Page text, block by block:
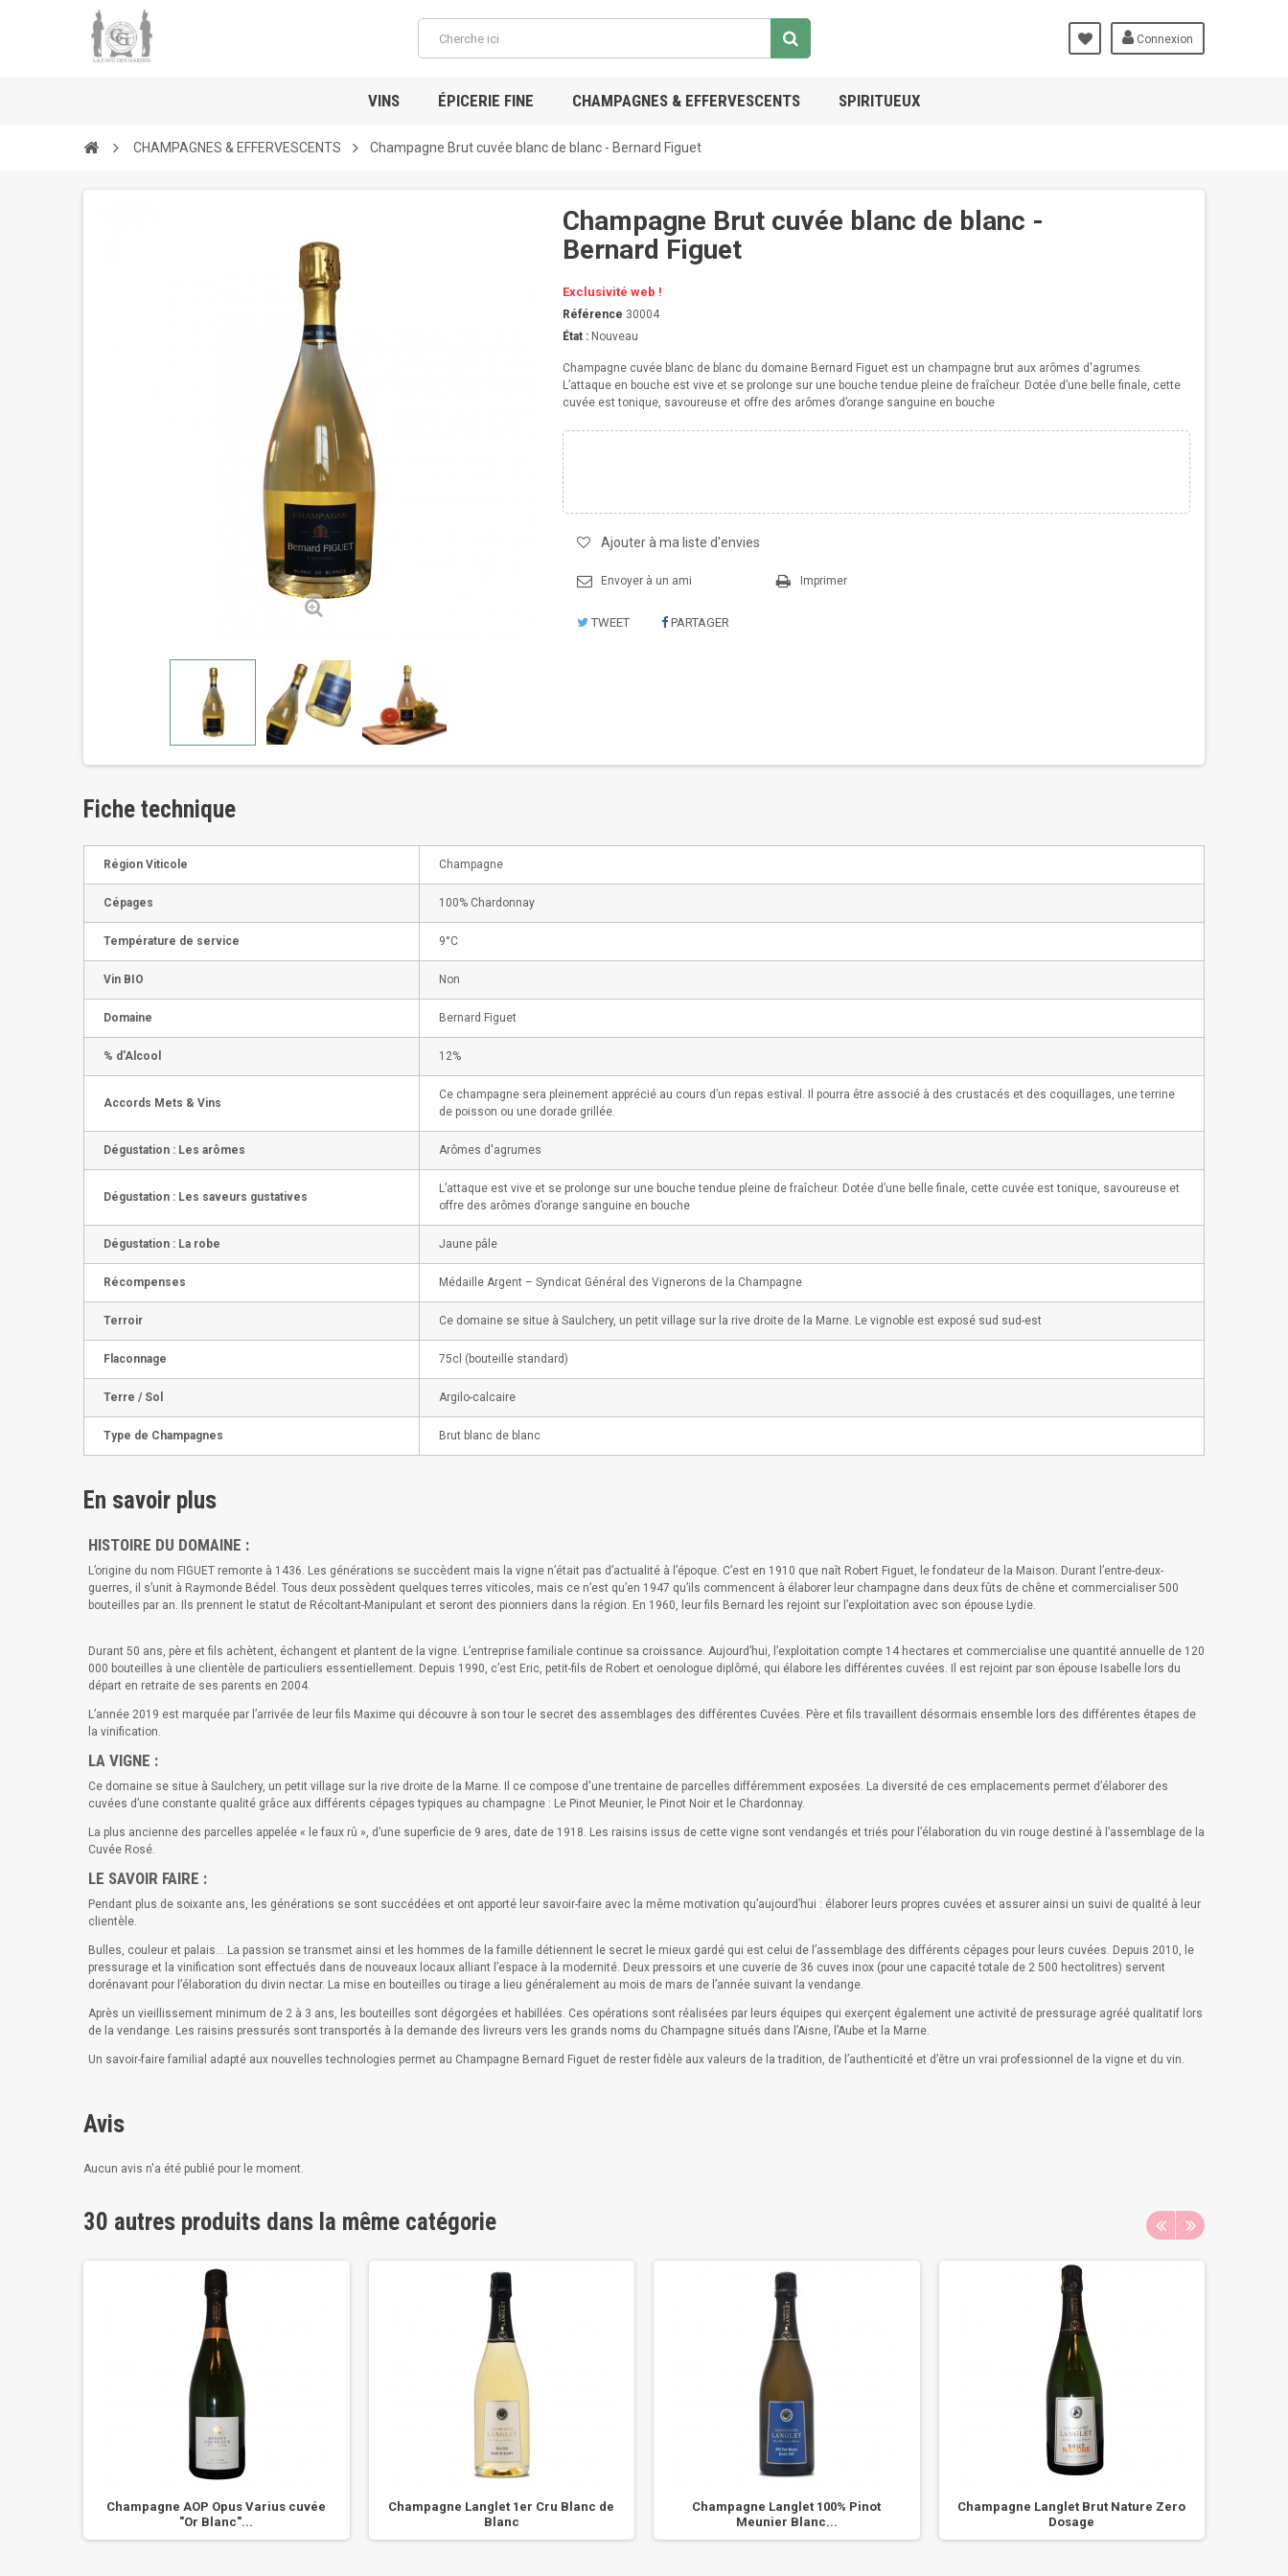
Connexion
VINS ÉPICERIE FINE CHAMPAGNES & EFFERVESCENTS SPIRITUEUX
CHAMPAGNES & EFFERVESCENTS Champagne Brut cuvée blanc de blanc - Bernard Figuet
Champagne Brut cuvée blanc de blanc -
Bernard Figuet
Exclusivité web !
Référence 30004
État : Nouveau
Champagne cuvée blanc de blanc du domaine Bernard Figuet est un champagne brut aux arômes d'agrumes.
L’attaque en bouche est vive et se prolonge sur une bouche tendue pleine de fraîcheur. Dotée d’une belle finale, cette
cuvée est tonique, savoureuse et offre des arômes d’orange sanguine en bouche
Ajouter à ma liste d'envies
Envoyer à un ami Imprimer
TWEET PARTAGER
Fiche technique
Région Viticole Champagne
Cépages 100% Chardonnay
Température de service 9°C
Vin BIO Non
Domaine Bernard Figuet
% d'Alcool 12%
Accords Mets & Vins
Ce champagne sera pleinement apprécié au cours d’un repas estival. Il pourra être associé à des crustacés et des coquillages, une terrine
de poisson ou une dorade grillée.
Dégustation : Les arômes Arômes d'agrumes
Dégustation : Les saveurs gustatives
L’attaque est vive et se prolonge sur une bouche tendue pleine de fraîcheur. Dotée d’une belle finale, cette cuvée est tonique, savoureuse et
offre des arômes d’orange sanguine en bouche
Dégustation : La robe Jaune pâle
Récompenses Médaille Argent – Syndicat Général des Vignerons de la Champagne
Terroir Ce domaine se situe à Saulchery, un petit village sur la rive droite de la Marne. Le vignoble est exposé sud sud-est
Flaconnage 75cl (bouteille standard)
Terre / Sol Argilo-calcaire
Type de Champagnes Brut blanc de blanc
En savoir plus
HISTOIRE DU DOMAINE :
L’origine du nom FIGUET remonte à 1436. Les générations se succèdent mais la vigne n’était pas d’actualité à l’époque. C’est en 1910 que naît Robert Figuet, le fondateur de la Maison. Durant l’entre-deux-
guerres, il s’unit à Raymonde Bédel. Tous deux possèdent quelques terres viticoles, mais ce n’est qu’en 1947 qu’ils commencent à élaborer leur champagne dans deux fûts de chêne et commercialiser 500
bouteilles par an. Ils prennent le statut de Récoltant-Manipulant et seront des pionniers dans la région. En 1960, leur fils Bernard les rejoint sur l’exploitation avec son épouse Lydie.
Durant 50 ans, père et fils achètent, échangent et plantent de la vigne. L’entreprise familiale continue sa croissance. Aujourd’hui, l’exploitation compte 14 hectares et commercialise une quantité annuelle de 120
000 bouteilles à une clientèle de particuliers essentiellement. Depuis 1990, c’est Eric, petit-fils de Robert et oenologue diplômé, qui élabore les différentes cuvées. Il est rejoint par son épouse Isabelle lors du
départ en retraite de ses parents en 2004.
L’année 2019 est marquée par l’arrivée de leur fils Maxime qui découvre à son tour le secret des assemblages des différentes Cuvées. Père et fils travaillent désormais ensemble lors des différentes étapes de
la vinification.
LA VIGNE :
Ce domaine se situe à Saulchery, un petit village sur la rive droite de la Marne. Il ce compose d'une trentaine de parcelles différemment exposées. La diversité de ces emplacements permet d’élaborer des
cuvées d’une constante qualité grâce aux différents cépages typiques au champagne : Le Pinot Meunier, le Pinot Noir et le Chardonnay.
La plus ancienne des parcelles appelée « le faux rû », d’une superficie de 9 ares, date de 1918. Les raisins issus de cette vigne sont vendangés et triés pour l’élaboration du vin rouge destiné à l’assemblage de la
Cuvée Rosé.
LE SAVOIR FAIRE :
Pendant plus de soixante ans, les générations se sont succédées et ont apporté leur savoir-faire avec la même motivation qu’aujourd’hui : élaborer leurs propres cuvées et assurer ainsi un suivi de qualité à leur
clientèle.
Bulles, couleur et palais… La passion se transmet ainsi et les hommes de la famille détiennent le secret le mieux gardé qui est celui de l’assemblage des différents cépages pour leurs cuvées. Depuis 2010, le
pressurage et la vinification sont effectués dans de nouveaux locaux alliant l’espace à la modernité. Deux pressoirs et une cuverie de 36 cuves inox (pour une capacité totale de 2 500 hectolitres) servent
dorénavant pour l’élaboration du divin nectar. La mise en bouteilles ou tirage a lieu généralement au mois de mars de l’année suivant la vendange.
Après un vieillissement minimum de 2 à 3 ans, les bouteilles sont dégorgées et habillées. Ces opérations sont réalisées par leurs équipes qui exerçent également une activité de pressurage agréé qualitatif lors
de la vendange. Les raisins pressurés sont transportés à la demande des livreurs vers les grands noms du Champagne situés dans l’Aisne, l’Aube et la Marne.
Un savoir-faire familial adapté aux nouvelles technologies permet au Champagne Bernard Figuet de rester fidèle aux valeurs de la tradition, de l’authenticité et d’être un vrai professionnel de la vigne et du vin.
Avis
Aucun avis n'a été publié pour le moment.
30 autres produits dans la même catégorie
Champagne AOP Opus Varius cuvée
"Or Blanc"...
Champagne Langlet 1er Cru Blanc de
Blanc
Champagne Langlet 100% Pinot
Meunier Blanc...
Champagne Langlet Brut Nature Zero
Dosage